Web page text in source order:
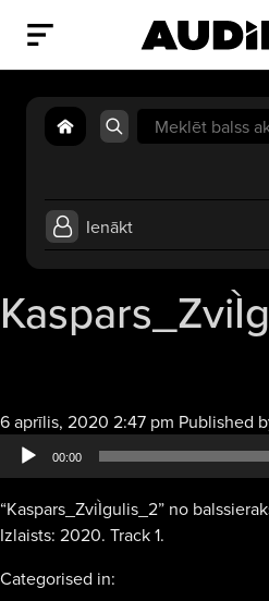
Search
for:
Ienākt
6 aprīlis, 2020 2:47 pm Published
00:00
“Kaspars_ZviÌgulis_2” no
Izlaists: 2020. Track 1.
Categorised in: